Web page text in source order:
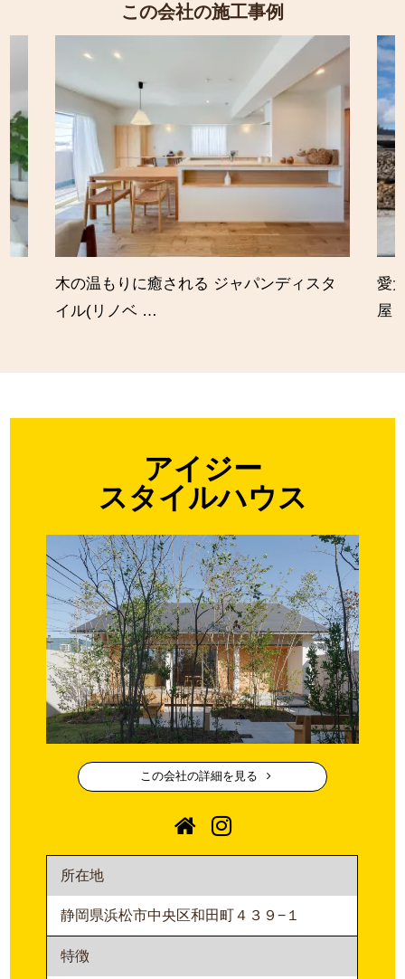
この会社の施工事例
木の温もりに癒される ジャパンディスタ
イル(リノベ …
愛
屋
アイジー
スタイルハウス
この会社の詳細を見る
所在地
静岡県浜松市中央区和田町４３９−１
特徴